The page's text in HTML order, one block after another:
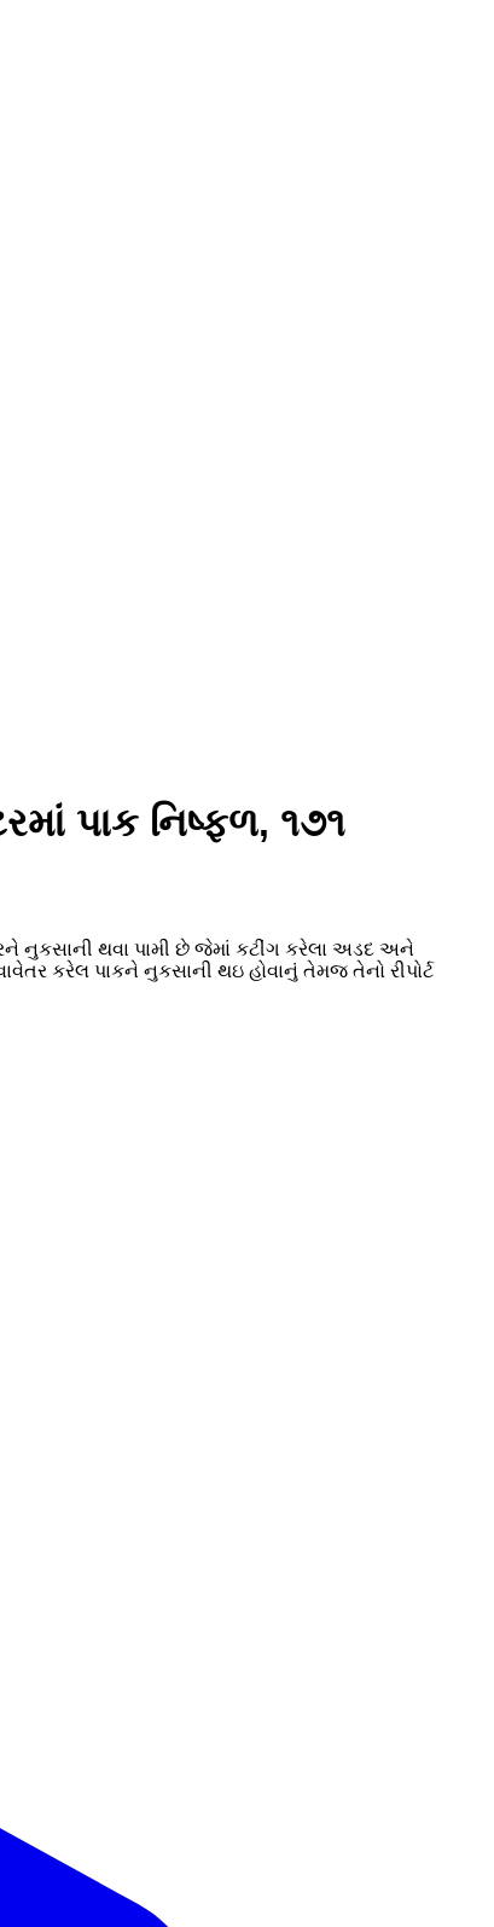
પાક નિષ્ફળ, ૧૭૧
નુકસાની થવા પામી છે જેમાં કટીંગ કરેલા અડદ અને
કરેલ પાકને નુકસાની થઇ હોવાનું તેમજ તેનો રીપોર્ટ